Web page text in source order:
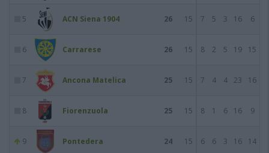
5 ACN Siena 1904 26 15 7 5 3 16 6
6 Carrarese 26 15 8 2 5 19 15
7 Ancona Matelica 25 15 7 4 4 23 16
8 Fiorenzuola 25 15 8 1 6 16 9
9 Pontedera 24 15 6 6 3 16 14